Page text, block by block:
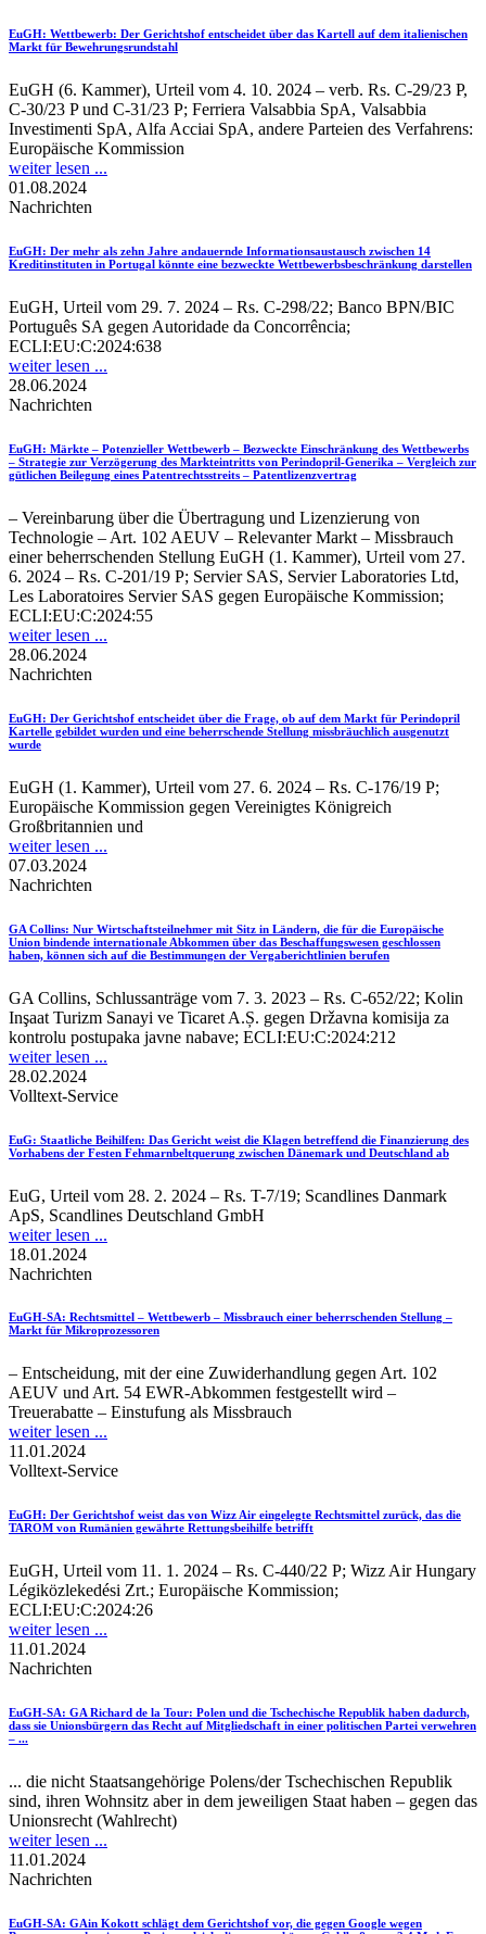
EuGH: Wettbewerb: Der Gerichtshof entscheidet über das Kartell auf dem italienischen
Markt für Bewehrungsrundstahl
EuGH (6. Kammer), Urteil vom 4. 10. 2024 – verb. Rs. C-29/23 P,
C-30/23 P und C-31/23 P; Ferriera Valsabbia SpA, Valsabbia
Investimenti SpA, Alfa Acciai SpA, andere Parteien des Verfahrens:
Europäische Kommission
weiter lesen ...
01.08.2024
Nachrichten
EuGH: Der mehr als zehn Jahre andauernde Informationsaustausch zwischen 14
Kreditinstituten in Portugal könnte eine bezweckte Wettbewerbsbeschränkung darstellen
EuGH, Urteil vom 29. 7. 2024 – Rs. C-298/22; Banco BPN/BIC
Português SA gegen Autoridade da Concorrência;
ECLI:EU:C:2024:638
weiter lesen ...
28.06.2024
Nachrichten
EuGH: Märkte – Potenzieller Wettbewerb – Bezweckte Einschränkung des Wettbewerbs
– Strategie zur Verzögerung des Markteintritts von Perindopril-Generika – Vergleich zur
gütlichen Beilegung eines Patentrechtsstreits – Patentlizenzvertrag
– Vereinbarung über die Übertragung und Lizenzierung von
Technologie – Art. 102 AEUV – Relevanter Markt – Missbrauch
einer beherrschenden Stellung EuGH (1. Kammer), Urteil vom 27.
6. 2024 – Rs. C-201/19 P; Servier SAS, Servier Laboratories Ltd,
Les Laboratoires Servier SAS gegen Europäische Kommission;
ECLI:EU:C:2024:55
weiter lesen ...
28.06.2024
Nachrichten
EuGH: Der Gerichtshof entscheidet über die Frage, ob auf dem Markt für Perindopril
Kartelle gebildet wurden und eine beherrschende Stellung missbräuchlich ausgenutzt
wurde
EuGH (1. Kammer), Urteil vom 27. 6. 2024 – Rs. C-176/19 P;
Europäische Kommission gegen Vereinigtes Königreich
Großbritannien und
weiter lesen ...
07.03.2024
Nachrichten
GA Collins: Nur Wirtschaftsteilnehmer mit Sitz in Ländern, die für die Europäische
Union bindende internationale Abkommen über das Beschaffungswesen geschlossen
haben, können sich auf die Bestimmungen der Vergaberichtlinien berufen
GA Collins, Schlussanträge vom 7. 3. 2023 – Rs. C-652/22; Kolin
Inşaat Turizm Sanayi ve Ticaret A.Ș. gegen Državna komisija za
kontrolu postupaka javne nabave; ECLI:EU:C:2024:212
weiter lesen ...
28.02.2024
Volltext-Service
EuG: Staatliche Beihilfen: Das Gericht weist die Klagen betreffend die Finanzierung des
Vorhabens der Festen Fehmarnbeltquerung zwischen Dänemark und Deutschland ab
EuG, Urteil vom 28. 2. 2024 – Rs. T-7/19; Scandlines Danmark
ApS, Scandlines Deutschland GmbH
weiter lesen ...
18.01.2024
Nachrichten
EuGH-SA: Rechtsmittel – Wettbewerb – Missbrauch einer beherrschenden Stellung –
Markt für Mikroprozessoren
– Entscheidung, mit der eine Zuwiderhandlung gegen Art. 102
AEUV und Art. 54 EWR-Abkommen festgestellt wird –
Treuerabatte – Einstufung als Missbrauch
weiter lesen ...
11.01.2024
Volltext-Service
EuGH: Der Gerichtshof weist das von Wizz Air eingelegte Rechtsmittel zurück, das die
TAROM von Rumänien gewährte Rettungsbeihilfe betrifft
EuGH, Urteil vom 11. 1. 2024 – Rs. C-440/22 P; Wizz Air Hungary
Légiközlekedési Zrt.; Europäische Kommission;
ECLI:EU:C:2024:26
weiter lesen ...
11.01.2024
Nachrichten
EuGH-SA: GA Richard de la Tour: Polen und die Tschechische Republik haben dadurch,
dass sie Unionsbürgern das Recht auf Mitgliedschaft in einer politischen Partei verwehren
– ...
... die nicht Staatsangehörige Polens/der Tschechischen Republik
sind, ihren Wohnsitz aber in dem jeweiligen Staat haben – gegen das
Unionsrecht (Wahlrecht)
weiter lesen ...
11.01.2024
Nachrichten
EuGH-SA: GAin Kokott schlägt dem Gerichtshof vor, die gegen Google wegen